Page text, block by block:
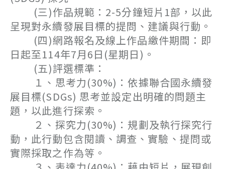
(三)作品規範：2-5分鐘短片1部，以此
呈現對永續發展目標的提問、建議與行動。
(四)網路報名及線上作品繳件期間：即
日起至114年7月6日(星期日)。
(五)評選標準：
１、思考力(30%)：依據聯合國永續發
展目標(SDGs) 思考並設定出明確的問題主
題，以此進行探索。
２、探究力(30%)：規劃及執行探究行
動，此行動包含閱讀、調查、實驗、提問或
實際採取之作為等。